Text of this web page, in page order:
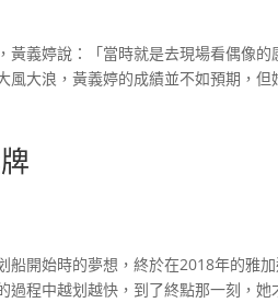
黃義婷說：「當時就是去現場看偶像的
風大浪，黃義婷的成績並不如預期，但
船開始時的夢想，終於在2018年的雅
過程中越划越快，到了終點那一刻，她